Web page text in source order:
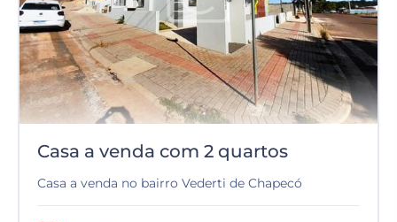
Casa a venda com 2 quartos
Casa a venda no bairro Vederti de Chapecó